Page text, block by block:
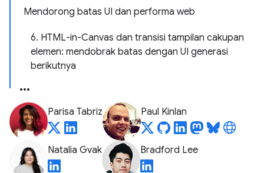
Mendorong batas UI dan performa web
6. HTML-in-Canvas dan transisi tampilan cakupan
elemen: mendobrak batas dengan UI generasi
berikutnya
Parisa Tabriz Paul Kinlan
Natalia Gvak Bradford Lee